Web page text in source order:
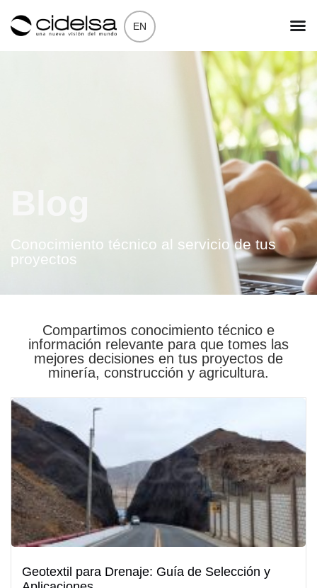
EN
Conocimiento técnico al servicio de tus
proyectos
Compartimos conocimiento técnico e
información relevante para que tomes las
mejores decisiones en tus proyectos de
minería, construcción y agricultura.
Geotextil para Drenaje: Guía de Selección y